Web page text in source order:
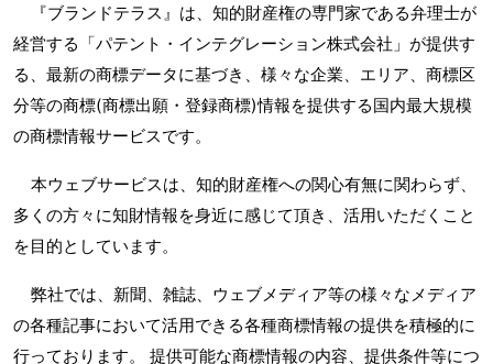
『ブランドテラス』は、知的財産権の専門家である弁理士が
経営する「パテント・インテグレーション株式会社」が提供す
る、最新の商標データに基づき、様々な企業、エリア、商標区
分等の商標(商標出願・登録商標)情報を提供する国内最大規模
の商標情報サービスです。
本ウェブサービスは、知的財産権への関心有無に関わらず、
多くの方々に知財情報を身近に感じて頂き、活用いただくこと
を目的としています。
弊社では、新聞、雑誌、ウェブメディア等の様々なメディア
の各種記事において活用できる各種商標情報の提供を積極的に
行っております。 提供可能な商標情報の内容、提供条件等につ